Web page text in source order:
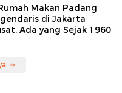
Makan Padang
di Jakarta
Ada yang Sejak 1960